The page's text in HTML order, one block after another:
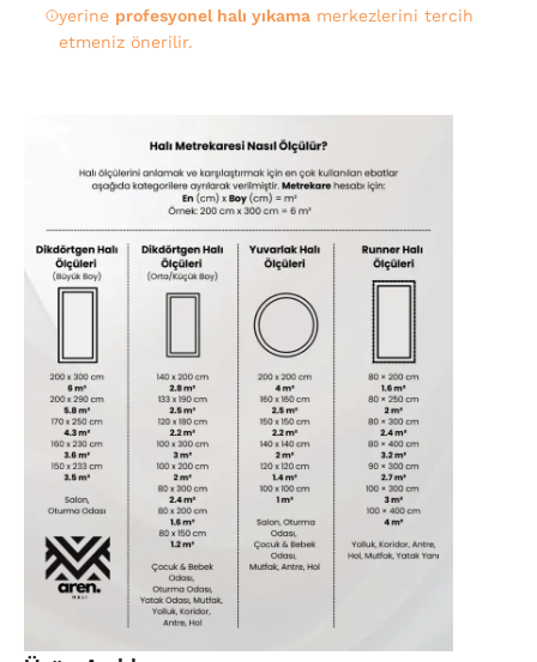
yerine profesyonel halı yıkamamerkezlerini tercih
etmeniz önerilir.